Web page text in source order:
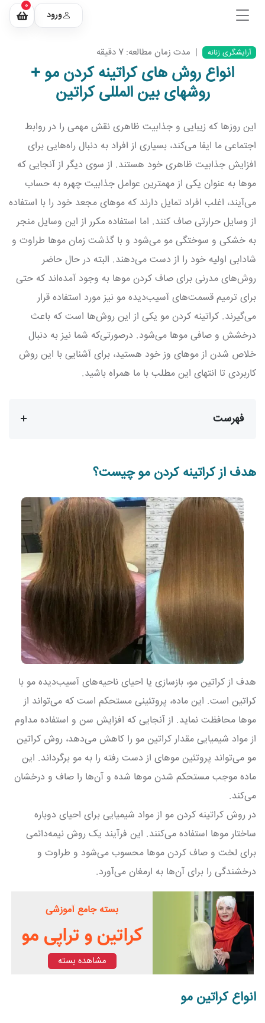
ورود
0
آرایشگری زنانه | مدت زمان مطالعه: 7 دقیقه
انواع روش های کراتینه کردن مو +
روشهای بین المللی کراتین
این روزها که زیبایی و جذابیت ظاهری نقش مهمی را در روابط
اجتماعی ما ایفا می‌کند، بسیاری از افراد به دنبال راه‌هایی برای
افزایش جذابیت ظاهری خود هستند. از سوی دیگر از آنجایی که
موها به عنوان یکی از مهمترین عوامل جذابیت چهره به حساب
می‌آیند، اغلب افراد تمایل دارند که موهای مجعد خود را با استفاده
از وسایل حرارتی صاف کنند. اما استفاده مکرر از این وسایل منجر
به خشکی و سوختگی مو می‌شود و با گذشت زمان موها طراوت و
شادابی اولیه خود را از دست می‌دهند. البته در حال حاضر
روش‌های مدرنی برای صاف کردن موها به وجود آمده‌اند که حتی
برای ترمیم قسمت‌های آسیب‌دیده مو نیز مورد استفاده قرار
می‌گیرند. کراتینه کردن مو یکی از این روش‌ها است که باعث
درخشش و صافی موها می‌شود. درصورتی‌که شما نیز به دنبال
خلاص شدن از موهای وز خود هستید، برای آشنایی با این روش
کاربردی تا انتهای این مطلب با ما همراه باشید.
فهرست
هدف از کراتینه کردن مو چیست؟
هدف از کراتین مو، بازسازی یا احیای ناحیه‌های آسیب‌دیده مو با
کراتین است. این ماده، پروتئینی مستحکم است که می‌تواند از
موها محافظت نماید. از آنجایی که افزایش سن و استفاده مداوم
از مواد شیمیایی مقدار کراتین مو را کاهش می‌دهد، روش کراتین
مو می‌تواند پروتئین موهای از دست رفته را به مو برگرداند. این
ماده موجب مستحکم شدن موها شده و آن‌ها را صاف و درخشان
می‌کند.
در روش کراتینه کردن مو از مواد شیمیایی برای احیای دوباره
ساختار موها استفاده می‌کنند. این فرآیند یک روش نیمه‌دائمی
برای لخت و صاف کردن موها محسوب می‌شود و طراوت و
درخشندگی را برای آن‌ها به ارمغان می‌آورد.
بسته جامع آموزشی
کراتین و تراپی مو
مشاهده بسته
انواع کراتین مو